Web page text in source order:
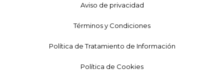
Aviso de privacidad
Términos y Condiciones
Política de Tratamiento de Información
Política de Cookies